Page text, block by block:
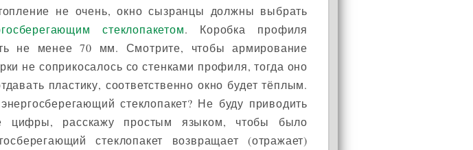
не очень, окно сызранцы должны выбрать
стеклопакетом. Коробка профиля
не менее 70 мм. Смотрите, чтобы армирование
не соприкосалось со стенками профиля, тогда оно
пластику, соответственно окно будет тёплым.
стеклопакет? Не буду приводить
цифры, расскажу простым языком, чтобы было
стеклопакет возвращает (отражает)